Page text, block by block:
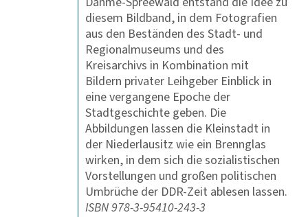
diesem Bildband, in dem Fotografien
aus den Beständen des Stadt- und
Regionalmuseums und des
Kreisarchivs in Kombination mit
Bildern privater Leihgeber Einblick in
eine vergangene Epoche der
Stadtgeschichte geben. Die
Abbildungen lassen die Kleinstadt in
der Niederlausitz wie ein Brennglas
wirken, in dem sich die sozialistischen
Vorstellungen und großen politischen
Umbrüche der DDR-Zeit ablesen lassen.
ISBN 978-3-95410-243-3